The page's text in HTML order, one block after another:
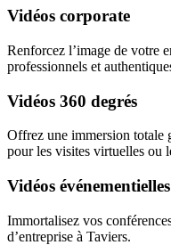
Vidéos corporate
Renforcez l’image de votre
professionnels et
Vidéos 360 degrés
Offrez une immersion totale
pour les visites virtuelles ou
Vidéos événementielles
Immortalisez vos
d’entreprise à Taviers.